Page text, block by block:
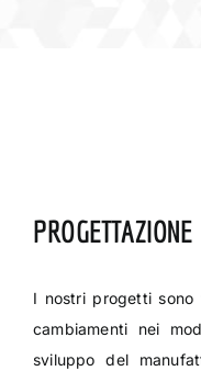
PROGETTAZIONE
I nostri progetti sono
cambiamenti nei
sviluppo del